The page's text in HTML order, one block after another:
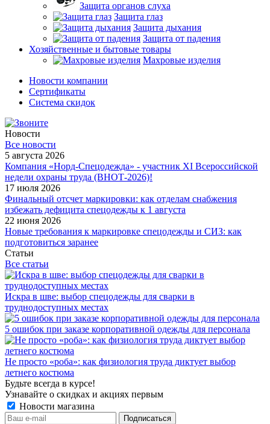
Защита органов слуха
Защита глаз
Защита дыхания
Защита от падения
Хозяйственные и бытовые товары
Махровые изделия
Новости компании
Cертификаты
Система скидок
Новости
Все новости
5 августа 2026
Компания «Норд-Спецодежда» - участник XI Всероссийской
недели охраны труда (ВНОТ-2026)!
17 июля 2026
Финальный отсчет маркировки: как отделам снабжения
избежать дефицита спецодежды к 1 августа
22 июня 2026
Новые требования к маркировке спецодежды и СИЗ: как
подготовиться заранее
Статьи
Все статьи
Искра в шве: выбор спецодежды для сварки в
труднодоступных местах
5 ошибок при заказе корпоративной одежды для персонала
Не просто «роба»: как физиология труда диктует выбор
летнего костюма
Будьте всегда в курсе!
Узнавайте о скидках и акциях первым
Новости магазина